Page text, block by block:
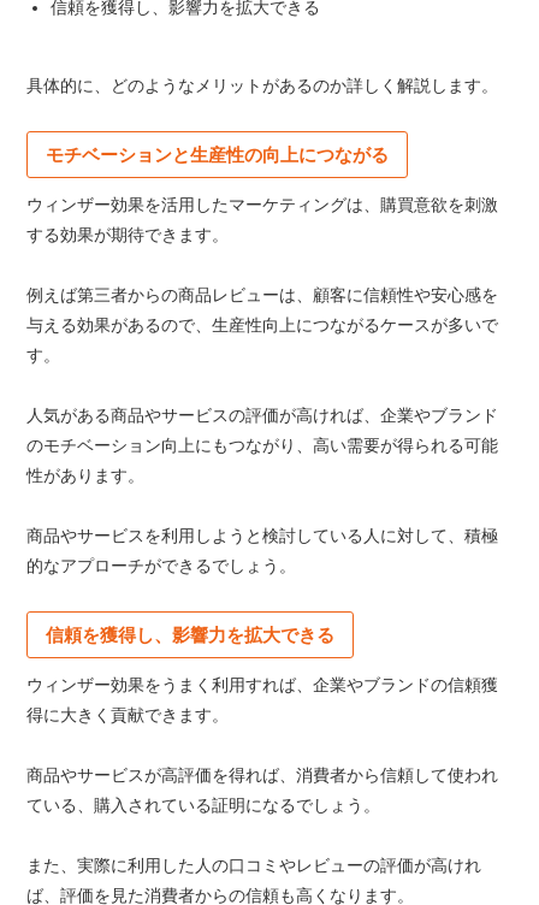
信頼を獲得し、影響力を拡大できる
具体的に、どのようなメリットがあるのか詳しく解説します。
モチベーションと生産性の向上につながる
ウィンザー効果を活用したマーケティングは、購買意欲を刺激
する効果が期待できます。
例えば第三者からの商品レビューは、顧客に信頼性や安心感を
与える効果があるので、生産性向上につながるケースが多いで
す。
人気がある商品やサービスの評価が高ければ、企業やブランド
のモチベーション向上にもつながり、高い需要が得られる可能
性があります。
商品やサービスを利用しようと検討している人に対して、積極
的なアプローチができるでしょう。
信頼を獲得し、影響力を拡大できる
ウィンザー効果をうまく利用すれば、企業やブランドの信頼獲
得に大きく貢献できます。
商品やサービスが高評価を得れば、消費者から信頼して使われ
ている、購入されている証明になるでしょう。
また、実際に利用した人の口コミやレビューの評価が高けれ
ば、評価を見た消費者からの信頼も高くなります。